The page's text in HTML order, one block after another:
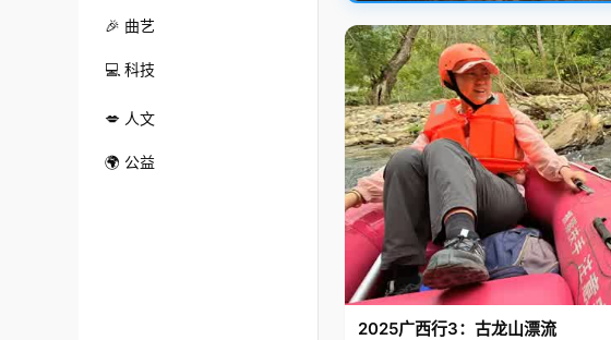
🎉 曲艺
💻 科技
💋 人文
🌍 公益
2025广西行3：古龙山漂流